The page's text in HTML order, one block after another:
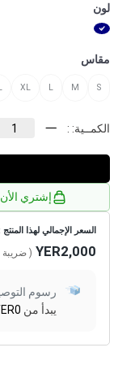
لون
مقاس
S
M
L
XL
الكمــية: :
إشتري الأن
السعر الإجمالي لهذا المنتج
YER2,000 ( ضريبة
رسوم
يبدأ من